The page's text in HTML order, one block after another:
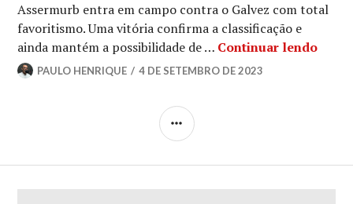
Assermurb entra em campo contra o Galvez com total
favoritismo. Uma vitória confirma a classificação e
ainda mantém a possibilidade de … Continuar lendo
PAULO HENRIQUE 4 DE SETEMBRO DE 2023